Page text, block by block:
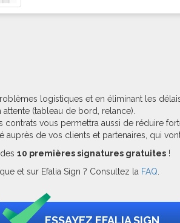
logistiques et en éliminant les délais
(tableau de bord, relance).
contrats vous permettra aussi de réduire
auprès de vos clients et partenaires, qui
10 premières signatures gratuites !
et sur Efalia Sign ? Consultez la FAQ
ESSAYEZ EFALIA SIGN